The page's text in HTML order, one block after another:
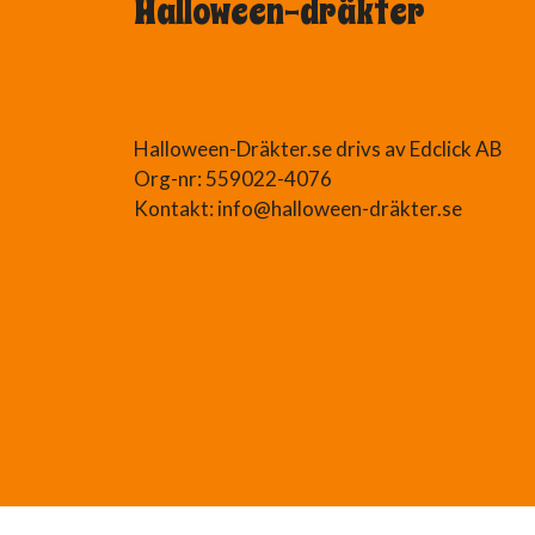
Halloween-dräkter
Halloween-Dräkter.se drivs av Edclick AB
Org-nr: 559022-4076
Kontakt: info@halloween-dräkter.se